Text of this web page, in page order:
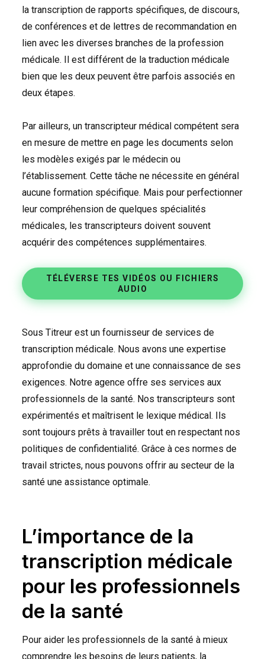
la transcription de rapports spécifiques, de discours,
de conférences et de lettres de recommandation en
lien avec les diverses branches de la profession
médicale. Il est différent de la traduction médicale
bien que les deux peuvent être parfois associés en
deux étapes.
Par ailleurs, un transcripteur médical compétent sera
en mesure de mettre en page les documents selon
les modèles exigés par le médecin ou
l’établissement. Cette tâche ne nécessite en général
aucune formation spécifique. Mais pour perfectionner
leur compréhension de quelques spécialités
médicales, les transcripteurs doivent souvent
acquérir des compétences supplémentaires.
TÉLÉVERSE TES VIDÉOS OU FICHIERS
AUDIO
Sous Titreur est un fournisseur de services de
transcription médicale. Nous avons une expertise
approfondie du domaine et une connaissance de ses
exigences. Notre agence offre ses services aux
professionnels de la santé. Nos transcripteurs sont
expérimentés et maîtrisent le lexique médical. Ils
sont toujours prêts à travailler tout en respectant nos
politiques de confidentialité. Grâce à ces normes de
travail strictes, nous pouvons offrir au secteur de la
santé une assistance optimale.
L’importance de la
transcription médicale
pour les professionnels
de la santé
Pour aider les professionnels de la santé à mieux
comprendre les besoins de leurs patients, la